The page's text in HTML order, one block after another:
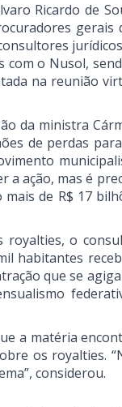
Ricardo de
gerais
com o Nusol,
na reunião
da ministra
de perdas
a ação, mas é
de R$ 17
royalties, o
habitantes
que se
a matéria
os royalties.
considerou.